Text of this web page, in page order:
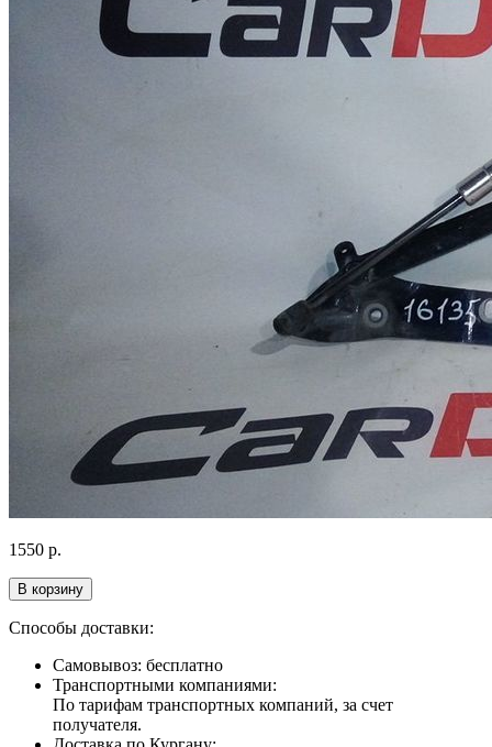
1550 р.
В корзину
Способы доставки:
Самовывоз: бесплатно
Транспортными компаниями:
По тарифам транспортных компаний, за счет
получателя.